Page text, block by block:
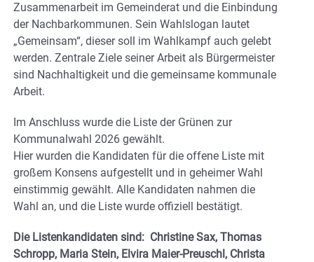
Zusammenarbeit im Gemeinderat und die Einbindung
der Nachbarkommunen. Sein Wahlslogan lautet
„Gemeinsam“, dieser soll im Wahlkampf auch gelebt
werden. Zentrale Ziele seiner Arbeit als Bürgermeister
sind Nachhaltigkeit und die gemeinsame kommunale
Arbeit.
Im Anschluss wurde die Liste der Grünen zur
Kommunalwahl 2026 gewählt.
Hier wurden die Kandidaten für die offene Liste mit
großem Konsens aufgestellt und in geheimer Wahl
einstimmig gewählt. Alle Kandidaten nahmen die
Wahl an, und die Liste wurde offiziell bestätigt.
Die Listenkandidaten sind: Christine Sax, Thomas
Schropp, Maria Stein, Elvira Maier-Preuschl, Christa